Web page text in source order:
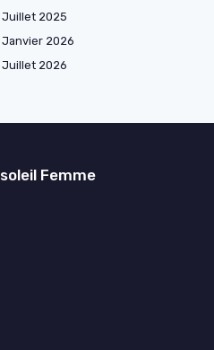
Juillet 2025
Janvier 2026
Juillet 2026
Femme